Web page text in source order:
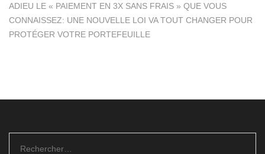
ADIEU LE « PAIEMENT EN 3X SANS FRAIS » QUE VOUS
CONNAISSEZ: UNE NOUVELLE LOI VA TOUT CHANGER POUR
PROTÉGER VOTRE PORTEFEUILLE
Rechercher :